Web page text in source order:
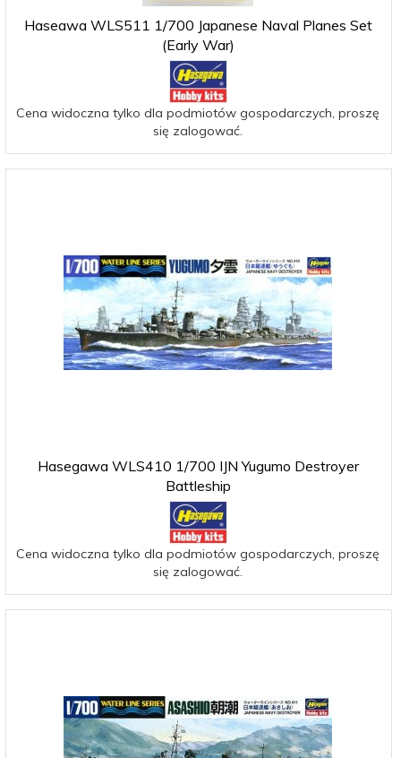
Haseawa WLS511 1/700 Japanese Naval Planes Set
(Early War)
Cena widoczna tylko dla podmiotów gospodarczych, proszę
się zalogować.
Hasegawa WLS410 1/700 IJN Yugumo Destroyer
Battleship
Cena widoczna tylko dla podmiotów gospodarczych, proszę
się zalogować.